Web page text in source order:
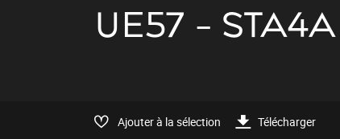
UE57 -
Ajouter à la sélection Télécharger